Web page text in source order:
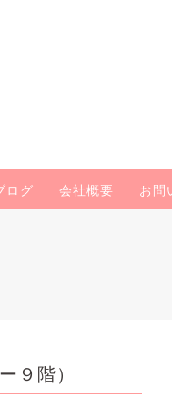
ログ 会社概要 お問
９階）